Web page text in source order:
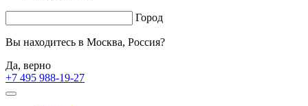
Город
Вы находитесь в Москва, Россия?
Да, верно
+7 495 988-19-27